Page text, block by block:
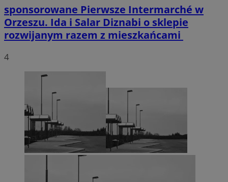
sponsorowane Pierwsze Intermarché w
Orzeszu. Ida i Salar Diznabi o sklepie
rozwijanym razem z mieszkańcami
4